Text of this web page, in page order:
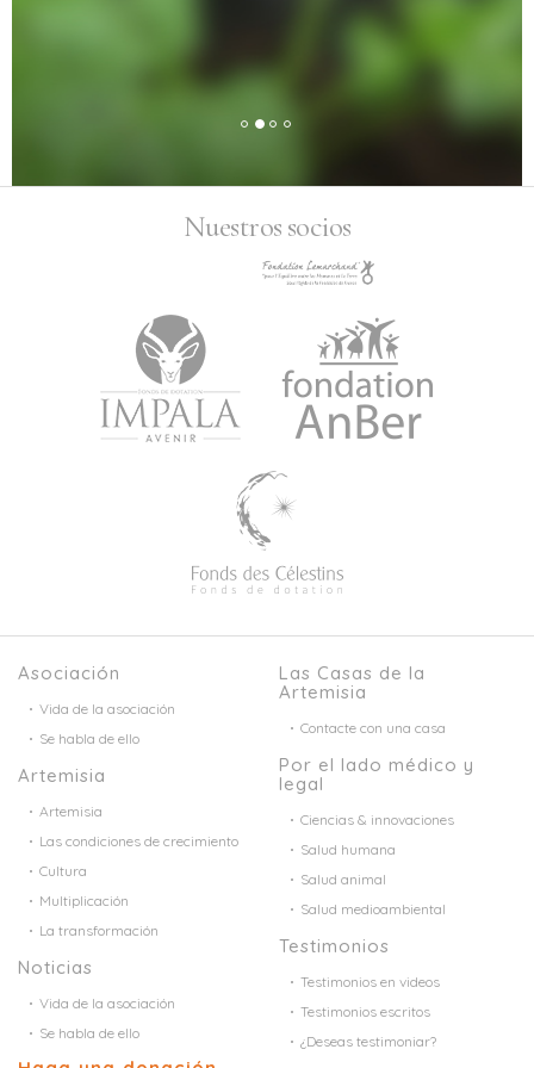
Nuestros socios
Asociación
Vida de la asociación
Se habla de ello
Artemisia
Artemisia
Las condiciones de crecimiento
Cultura
Multiplicación
La transformación
Noticias
Vida de la asociación
Se habla de ello
Las Casas de la
Artemisia
Contacte con una casa
Por el lado médico y
legal
Ciencias & innovaciones
Salud humana
Salud animal
Salud medioambiental
Testimonios
Testimonios en videos
Testimonios escritos
¿Deseas testimoniar?